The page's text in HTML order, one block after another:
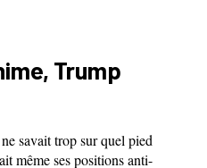
Trump
savait trop sur quel pied
même ses positions anti-